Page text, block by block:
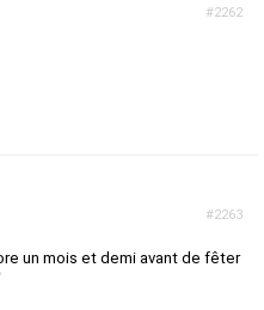
#2262
#2263
un mois et demi avant de fêter